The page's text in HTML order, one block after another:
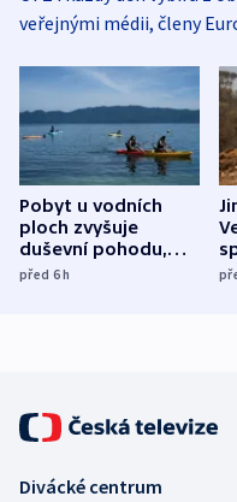
veřejnými médii, členy
Pobyt u vodních
ploch zvyšuje
duševní pohodu,
ukázala
před 6h
Divácké centrum